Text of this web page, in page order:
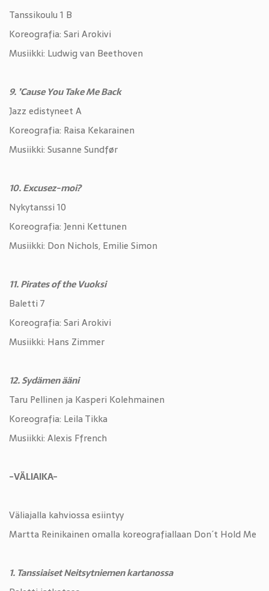
Tanssikoulu 1 B
Koreografia: Sari Arokivi
Musiikki: Ludwig van Beethoven
9. ’Cause You Take Me Back
Jazz edistyneet A
Koreografia: Raisa Kekarainen
Musiikki: Susanne Sundfør
10. Excusez-moi?
Nykytanssi 10
Koreografia: Jenni Kettunen
Musiikki: Don Nichols, Emilie Simon
11. Pirates of the Vuoksi
Baletti 7
Koreografia: Sari Arokivi
Musiikki: Hans Zimmer
12. Sydämen ääni
Taru Pellinen ja Kasperi Kolehmainen
Koreografia: Leila Tikka
Musiikki: Alexis Ffrench
-VÄLIAIKA-
Väliajalla kahviossa esiintyy
Martta Reinikainen omalla koreografiallaan Don´t Hold Me
1. Tanssiaiset Neitsytniemen kartanossa